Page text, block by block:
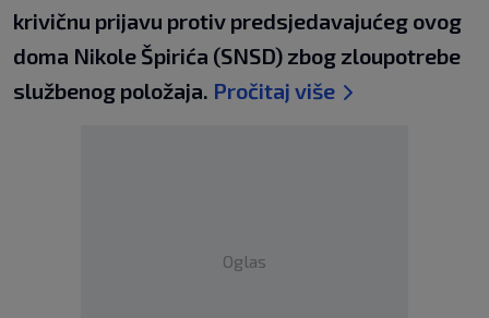
krivičnu prijavu protiv predsjedavajućeg ovog
doma Nikole Špirića (SNSD) zbog zloupotrebe
službenog položaja. Pročitaj više
Oglas